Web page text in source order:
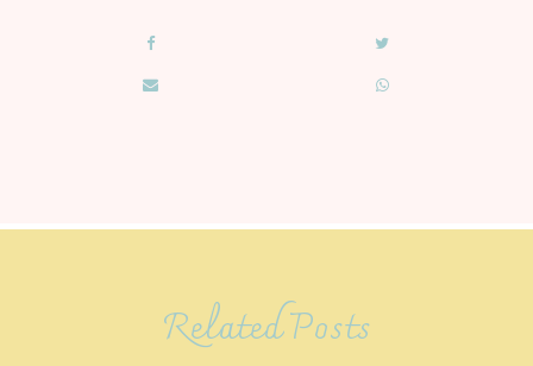
Related Posts